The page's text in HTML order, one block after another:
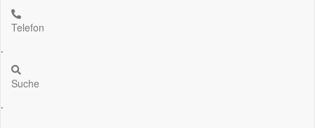
Telefon
.
Suche
.